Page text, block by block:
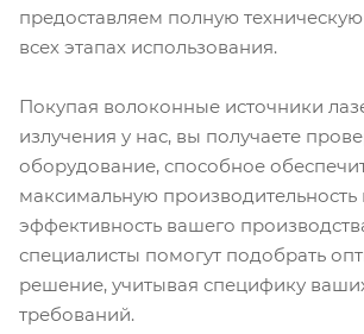
предоставляем полную
всех этапах использования.
Покупая волоконные источники
излучения у нас, вы получаете
оборудование, способное
максимальную производительность
эффективность вашего
специалисты помогут подобрать
решение, учитывая специфику
требований.